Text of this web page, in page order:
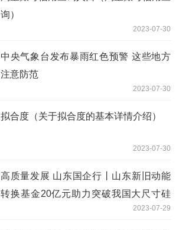
询）
2023-07-30
中央气象台发布暴雨红色预警 这些地方
注意防范
2023-07-30
拟合度（关于拟合度的基本详情介绍）
2023-07-30
高质量发展 山东国企行丨山东新旧动能
转换基金20亿元助力突破我国大尺寸硅
2023-07-29